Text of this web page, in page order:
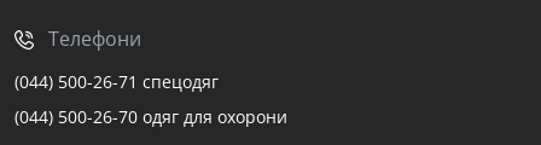
Телефони
(044) 500-26-71 спецодяг
(044) 500-26-70 одяг для охорони